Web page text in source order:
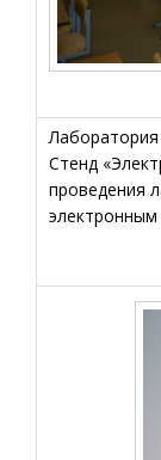
Лаборатория
Стенд
проведения